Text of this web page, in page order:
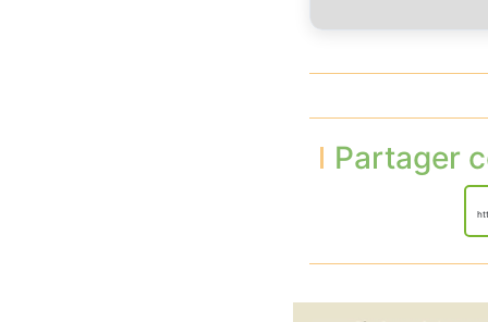
Partager